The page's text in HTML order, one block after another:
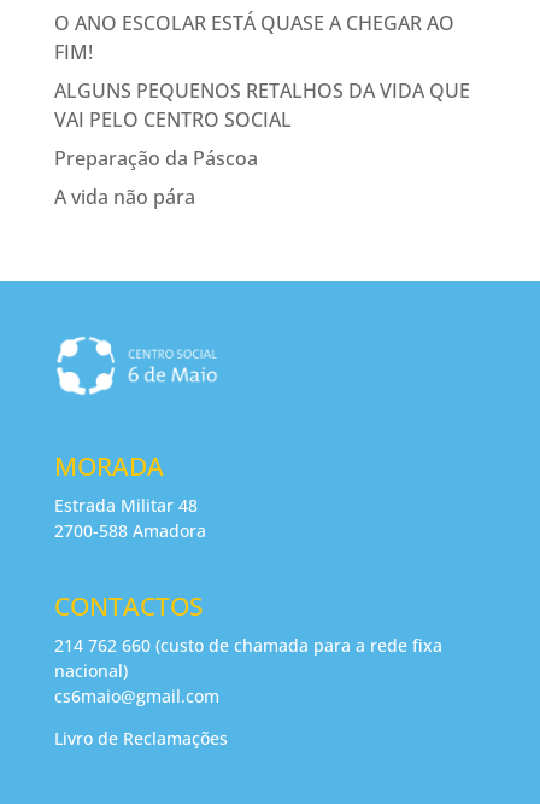
O ANO ESCOLAR ESTÁ QUASE A CHEGAR AO
FIM!
ALGUNS PEQUENOS RETALHOS DA VIDA QUE
VAI PELO CENTRO SOCIAL
Preparação da Páscoa
A vida não pára
MORADA
Estrada Militar 48
2700-588 Amadora
CONTACTOS
214 762 660 (custo de chamada para a rede fixa
nacional)
cs6maio@gmail.com
Livro de Reclamações